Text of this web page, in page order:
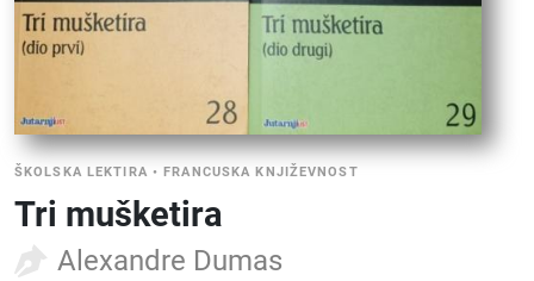
ŠKOLSKA LEKTIRA • FRANCUSKA KNJIŽEVNOST
Tri mušketira
Alexandre Dumas